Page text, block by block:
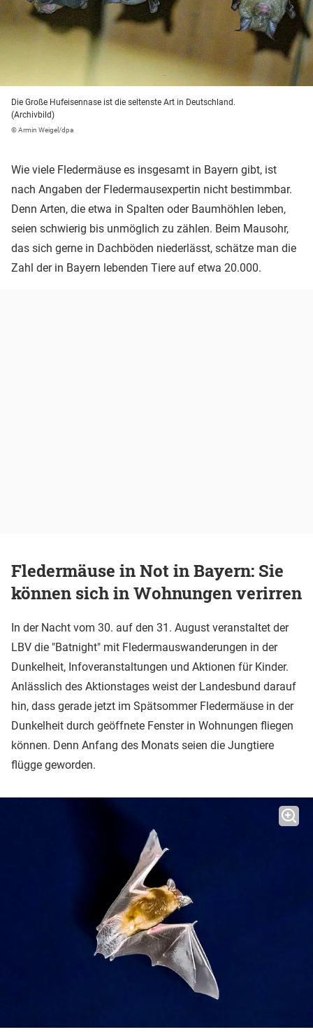
Die Große Hufeisennase ist die seltenste Art in Deutschland.
(Archivbild)
© Armin Weigel/dpa
Wie viele Fledermäuse es insgesamt in Bayern gibt, ist
nach Angaben der Fledermausexpertin nicht bestimmbar.
Denn Arten, die etwa in Spalten oder Baumhöhlen leben,
seien schwierig bis unmöglich zu zählen. Beim Mausohr,
das sich gerne in Dachböden niederlässt, schätze man die
Zahl der in Bayern lebenden Tiere auf etwa 20.000.
Fledermäuse in Not in Bayern: Sie
können sich in Wohnungen verirren
In der Nacht vom 30. auf den 31. August veranstaltet der
LBV die "Batnight" mit Fledermauswanderungen in der
Dunkelheit, Infoveranstaltungen und Aktionen für Kinder.
Anlässlich des Aktionstages weist der Landesbund darauf
hin, dass gerade jetzt im Spätsommer Fledermäuse in der
Dunkelheit durch geöffnete Fenster in Wohnungen fliegen
können. Denn Anfang des Monats seien die Jungtiere
flügge geworden.